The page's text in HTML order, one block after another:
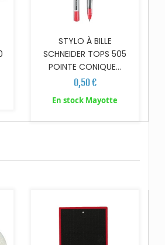
STYLO À BILLE
SCHNEIDER TOPS 505
POINTE CONIQUE...
0,50 €
En stock Mayotte